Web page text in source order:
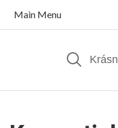
Main Menu